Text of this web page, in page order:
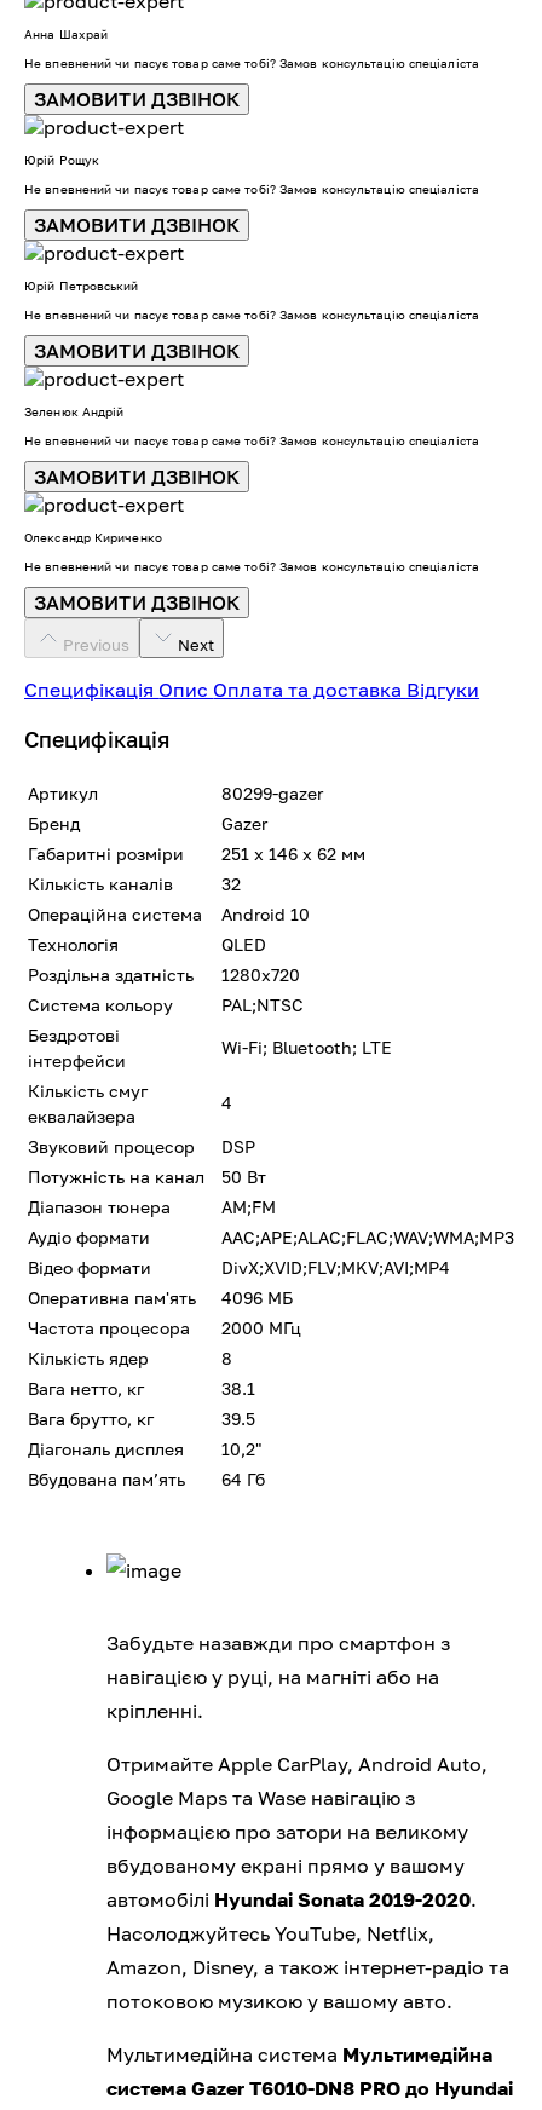
Анна Шахрай
Не впевнений чи пасує товар саме тобі? Замов консультацію спеціаліста
ЗАМОВИТИ ДЗВІНОК
Юрій Рощук
Не впевнений чи пасує товар саме тобі? Замов консультацію спеціаліста
ЗАМОВИТИ ДЗВІНОК
Юрій Петровський
Не впевнений чи пасує товар саме тобі? Замов консультацію спеціаліста
ЗАМОВИТИ ДЗВІНОК
Зеленюк Андрій
Не впевнений чи пасує товар саме тобі? Замов консультацію спеціаліста
ЗАМОВИТИ ДЗВІНОК
Олександр Кириченко
Не впевнений чи пасує товар саме тобі? Замов консультацію спеціаліста
ЗАМОВИТИ ДЗВІНОК
Previous Next
Специфікація Опис Оплата та доставка Відгуки
Специфікація
Артикул
80299-gazer
Бренд
Gazer
Габаритні розміри
251 x 146 x 62 мм
Кількість каналів
32
Операційна система
Android 10
Технологія
QLED
Роздільна здатність
1280x720
Система кольору
PAL;NTSC
Бездротові
інтерфейси
Wi-Fi; Bluetooth; LTE
Кількість смуг
еквалайзера
4
Звуковий процесор
DSP
Потужність на канал
50 Вт
Діапазон тюнера
AM;FM
Аудіо формати
AAC;APE;ALAC;FLAC;WAV;WMA;MP3
Відео формати
DivX;XVID;FLV;MKV;AVI;MP4
Оперативна пам'ять
4096 МБ
Частота процесора
2000 МГц
Кількість ядер
8
Вага нетто, кг
38.1
Вага брутто, кг
39.5
Діагональ дисплея
10,2"
Вбудована памʼять
64 Гб
Забудьте назавжди про смартфон з
навігацією у руці, на магніті або на
кріпленні.
Отримайте Apple CarPlay, Android Auto,
Google Maps та Wase навігацію з
інформацією про затори на великому
вбудованому екрані прямо у вашому
автомобілі Hyundai Sonata 2019-2020.
Насолоджуйтесь YouTube, Netflix,
Amazon, Disney, а також інтернет-радіо та
потоковою музикою у вашому авто.
Мультимедійна система Мультимедійна
система Gazer T6010-DN8 PRO до Hyundai